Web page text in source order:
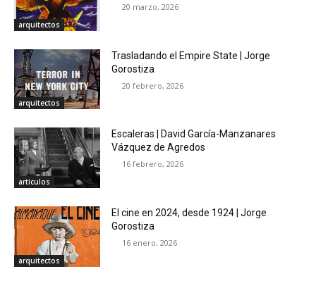
arquitectos
20 marzo, 2026
arquitectos
Trasladando el Empire State | Jorge
Gorostiza
20 febrero, 2026
artículos
Escaleras | David García-Manzanares
Vázquez de Agredos
16 febrero, 2026
arquitectos
El cine en 2024, desde 1924 | Jorge
Gorostiza
16 enero, 2026